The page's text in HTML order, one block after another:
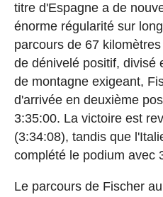
titre d'Espagne a de
énorme régularité sur
parcours de 67
de dénivelé positif, divisé
de montagne exigeant,
d'arrivée en deuxième
3:35:00. La victoire est
(3:34:08), tandis que
complété le podium avec
Le parcours de Fischer